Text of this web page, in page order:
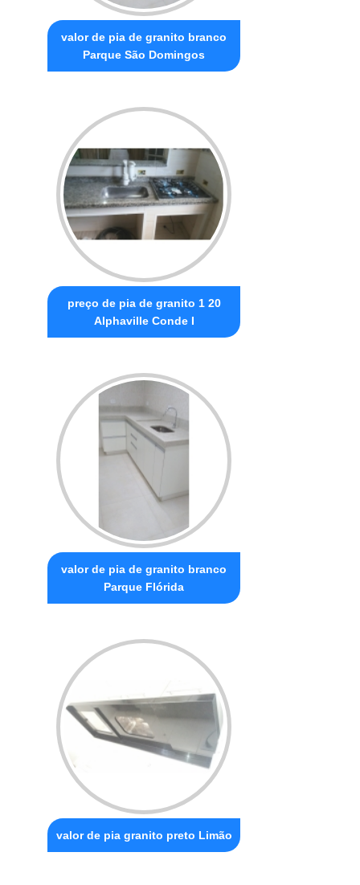
valor de pia de granito branco
Parque São Domingos
preço de pia de granito 1 20
Alphaville Conde I
valor de pia de granito branco
Parque Flórida
valor de pia granito preto Limão